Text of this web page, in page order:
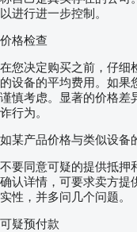
以进行进一步控制。
价格检查
在您决定购买之前，仔细
的设备的平均费用。如果
谨慎考虑。显著的价格差
诈行为。
如某产品价格与类似设备
不要同意可疑的提供抵押
确认详情，可要求卖方提
实性，并多问几个问题。
可疑预付款